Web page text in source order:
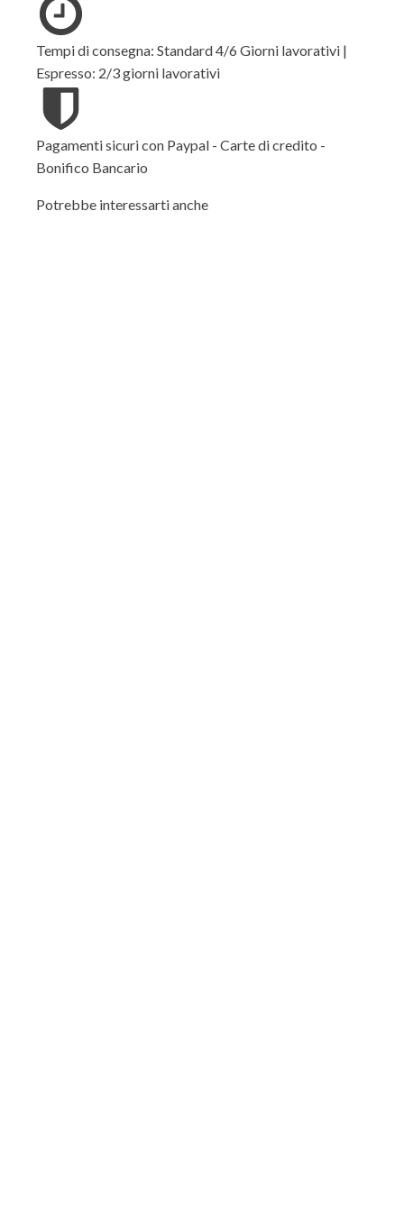
Tempi di consegna: Standard 4/6 Giorni lavorativi |
Espresso: 2/3 giorni lavorativi
Pagamenti sicuri con Paypal - Carte di credito -
Bonifico Bancario
Potrebbe interessarti anche